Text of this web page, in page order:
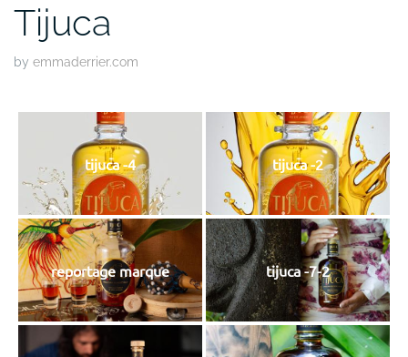
Tijuca
by emmaderrier.com
tijuca -4 tijuca -2
reportage marque tijuca -7-2